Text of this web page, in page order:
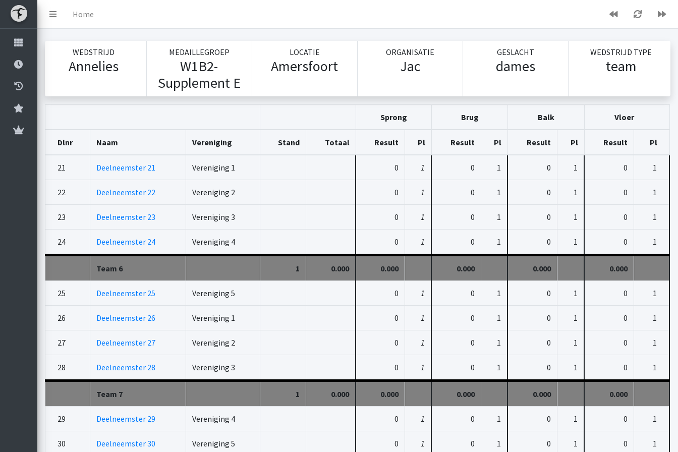
Home
WEDSTRIJD
Annelies
MEDAILLEGROEP
W1B2-
Supplement E
LOCATIE
Amersfoort
ORGANISATIE
Jac
GESLACHT
dames
WEDSTRIJD TYPE
team
Sprong Brug Balk Vloer
Dlnr Naam Vereniging Stand Totaal Result Pl Result Pl Result Pl Result Pl
21 Deelneemster 21 Vereniging 1 0 1 0 1 0 1 0 1
22 Deelneemster 22 Vereniging 2 0 1 0 1 0 1 0 1
23 Deelneemster 23 Vereniging 3 0 1 0 1 0 1 0 1
24 Deelneemster 24 Vereniging 4 0 1 0 1 0 1 0 1
Team 6 1 0.000 0.000 0.000 0.000 0.000
25 Deelneemster 25 Vereniging 5 0 1 0 1 0 1 0 1
26 Deelneemster 26 Vereniging 1 0 1 0 1 0 1 0 1
27 Deelneemster 27 Vereniging 2 0 1 0 1 0 1 0 1
28 Deelneemster 28 Vereniging 3 0 1 0 1 0 1 0 1
Team 7 1 0.000 0.000 0.000 0.000 0.000
29 Deelneemster 29 Vereniging 4 0 1 0 1 0 1 0 1
30 Deelneemster 30 Vereniging 5 0 1 0 1 0 1 0 1